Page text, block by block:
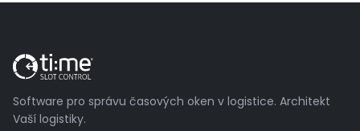
Software pro správu časových oken v logistice. Architekt
Vaší logistiky.